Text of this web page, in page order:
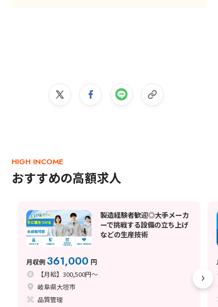
HIGH INCOME
おすすめの高額求人
製造経験者歓迎◎大手メーカ
ーで挑戦する設備の立ち上げ
などの生産技術
月収例 361,000 円
【月給】300,500円～
岐阜県大垣市
品質管理